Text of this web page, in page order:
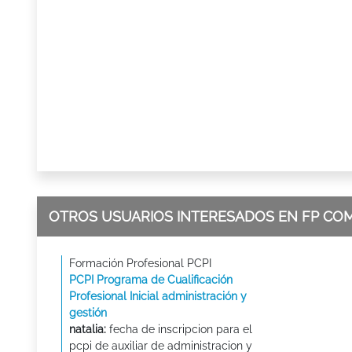
OTROS USUARIOS INTERESADOS EN FP
Formación Profesional PCPI
PCPI Programa de Cualificación
Profesional Inicial administración y
gestión
natalia: fecha de inscripcion para el
pcpi de auxiliar de administracion y